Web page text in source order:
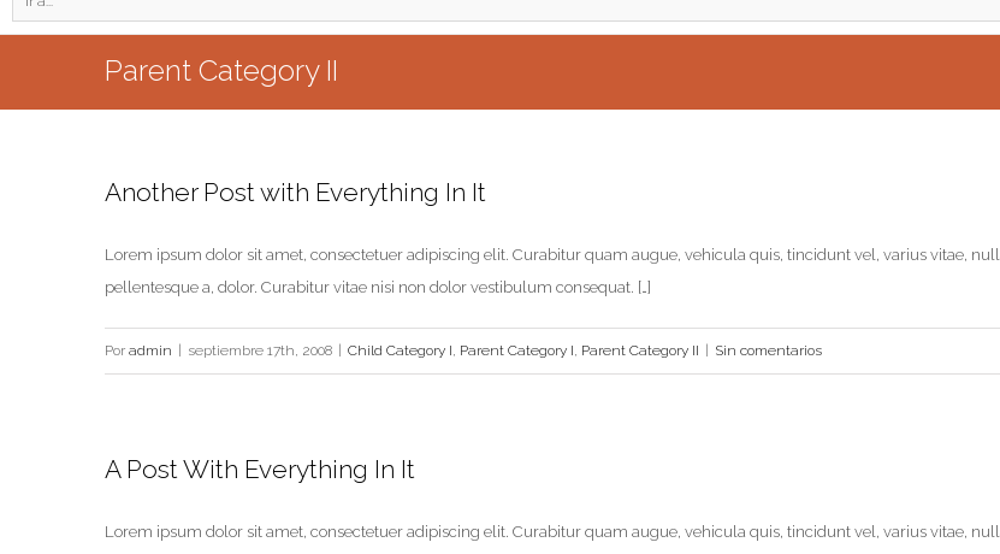
Parent Category II
Another Post with Everything In It
Lorem ipsum dolor sit amet, consectetuer adipiscing elit. Curabitur quam augue, vehicula quis, tincidunt vel, varius vitae,
pellentesque a, dolor. Curabitur vitae nisi non dolor vestibulum consequat. […]
Por admin septiembre 17th, 2008 Child Category I, Parent Category I, Parent Category II Sin comentarios
A Post With Everything In It
Lorem ipsum dolor sit amet, consectetuer adipiscing elit. Curabitur quam augue, vehicula quis, tincidunt vel, varius vitae,